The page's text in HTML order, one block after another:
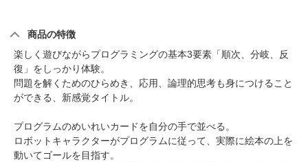
商品の特徴
楽しく遊びながらプログラミングの基本3要素「順次、分岐、反
復」をしっかり体験。
問題を解くためのひらめき、応用、論理的思考も身につけること
ができる、新感覚タイトル。
プログラムのめいれいカードを自分の手で並べる。
ロボットキャラクターがプログラムに従って、実際に絵本の上を
動いてゴールを目指す。